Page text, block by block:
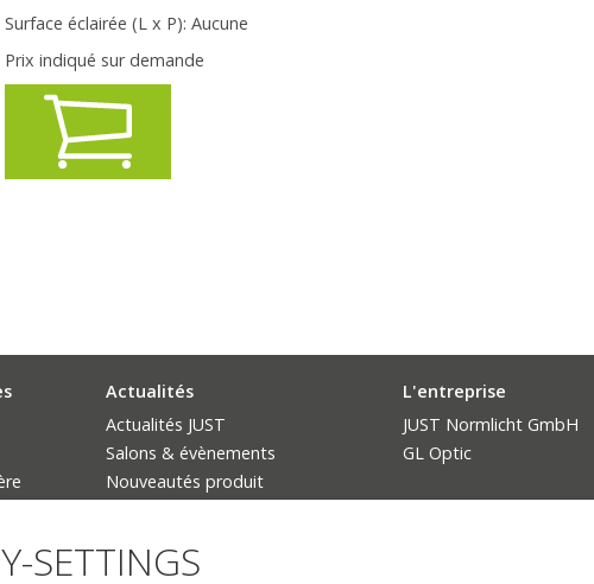
Surface éclairée (L x P): Aucune
Prix indiqué sur demande
Actualités
Actualités JUST
Salons & évènements
Nouveautés produit
L'entreprise
JUST Normlicht GmbH
GL Optic
SETTINGS